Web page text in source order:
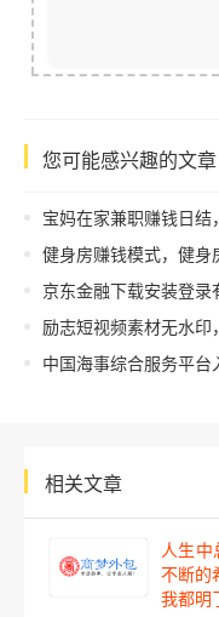
您可能感兴趣的文章
宝妈在家兼职赚钱日结，宝妈兼职日结赚钱方法？
健身房赚钱模式，健身房赚钱模式有哪
京东金融下载安装登录有风险怎么办，下载,京东金
励志短视频素材无水印，无水印励志短视频资源？
中国海事综合服务平台入口（中国海事综合服务平台登录官
相关文章
人生中
不断的
我都明